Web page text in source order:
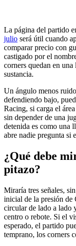
La página del partido
julio será útil cuando
comparar precio con
castigado por el
corners quedan en
sustancia.
Un ángulo menos
defendiendo bajo,
Racing, si carga el
sin depender de una
detenida es como una
abre nadie pregunta si
¿Qué debe
pitazo?
Miraría tres señales,
inicial de la presión de
circular de lado a lado
centro o rebote. Si el
esperado, el partido
temprano, los corners